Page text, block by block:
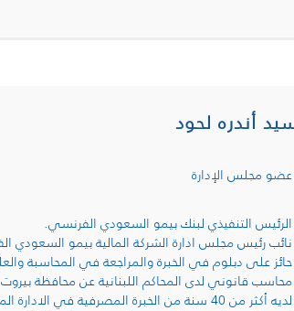
أندره لحود
عضو مجلس الإدارة
الرئيس التنفيذي لبنك بيمو السعودي الفرنسي.
نائب رئيس مجلس ادارة الشركة المالية بيمو السعودي
حائز على دبلوم في الخبرة والمراجعة في المحاسبة
محاسب قانوني لدى المحاكم اللبنانية عن محافظة
لديه أكثر من 40 سنة من الخبرة المصرفية في الادارة المالية والتدقيق الداخلي وادارة الفروع والتجزئة والعديد من الأقسام .